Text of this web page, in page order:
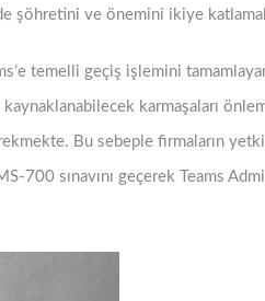
şöhretini ve önemini ikiye
temelli geçiş işlemini
karmaşaları
Bu sebeple firmaların
sınavını geçerek Teams